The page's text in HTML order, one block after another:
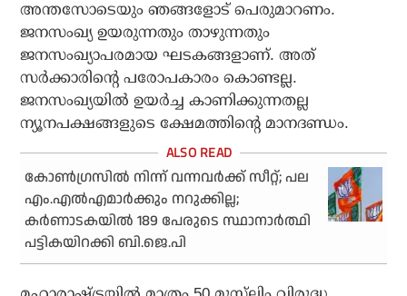
അന്തസോടെയും ഞങ്ങളോട് പെരുമാറണം.
ജനസംഖ്യ ഉയരുന്നതും താഴുന്നതും
ജനസംഖ്യാപരമായ ഘടകങ്ങളാണ്. അത്
സര്‍ക്കാരിന്റെ പരോപകാരം കൊണ്ടല്ല.
ജനസംഖ്യയില്‍ ഉയര്‍ച്ച കാണിക്കുന്നതല്ല
ന്യൂനപക്ഷങ്ങളുടെ ക്ഷേമത്തിന്റെ മാനദണ്ഡം.
കോണ്‍ഗ്രസില്‍ നിന്ന് വന്നവര്‍ക്ക് സീറ്റ്; പല
എം.എല്‍എമാര്‍ക്കും നറുക്കില്ല;
കര്‍ണാടകയില്‍ 189 പേരുടെ സ്ഥാനാര്‍ത്ഥി
പട്ടികയിറക്കി ബി.ജെ.പി